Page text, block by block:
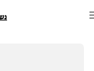
דונגל android auto ו apple carplay לרכב